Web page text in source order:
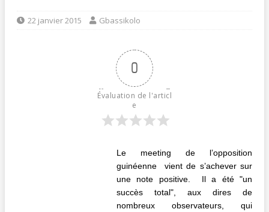
22 janvier 2015 Gbassikolo
0
Évaluation de l'articl
e
Le meeting de l’opposition
guinéenne vient de s’achever sur
une note positive. Il a été "un
succès total", aux dires de
nombreux observateurs, qui